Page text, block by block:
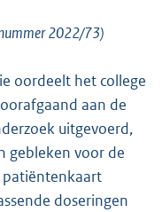
2022/73)
oordeelt het college
aan de
uitgevoerd,
gebleken voor de
patiëntenkaart
doseringen